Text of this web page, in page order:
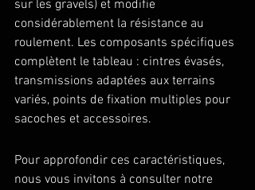
sur les gravels) et modifie
considérablement la résistance au
roulement. Les composants spécifiques
complètent le tableau : cintres évasés,
transmissions adaptées aux terrains
variés, points de fixation multiples pour
sacoches et accessoires.
Pour approfondir ces caractéristiques,
nous vous invitons à consulter notre